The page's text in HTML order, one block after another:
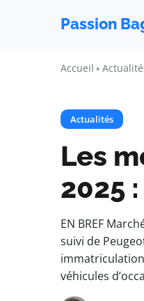
Passion
Accueil
Actualités
Les
2025
EN BREF
suivi de
véhicules